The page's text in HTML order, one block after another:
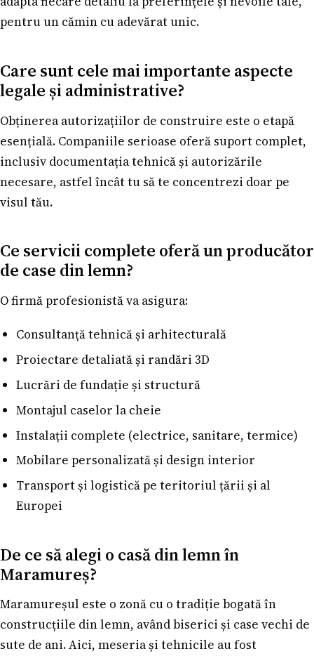
pentru un cămin cu adevărat unic.
Care sunt cele mai importante aspecte
legale și administrative?
Obținerea autorizațiilor de construire este o etapă
esențială. Companiile serioase oferă suport complet,
inclusiv documentația tehnică și autorizările
necesare, astfel încât tu să te concentrezi doar pe
visul tău.
Ce servicii complete oferă un producător
de case din lemn?
O firmă profesionistă va asigura:
Consultanță tehnică și arhitecturală
Proiectare detaliată și randări 3D
Lucrări de fundație și structură
Montajul caselor la cheie
Instalații complete (electrice, sanitare, termice)
Mobilare personalizată și design interior
Transport și logistică pe teritoriul țării și al
Europei
De ce să alegi o casă din lemn în
Maramureș?
Maramureșul este o zonă cu o tradiție bogată în
construcțiile din lemn, având biserici și case vechi de
sute de ani. Aici, meseria și tehnicile au fost